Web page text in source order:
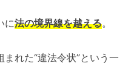
に法の境界線を越える。
れた“違法令状”という一